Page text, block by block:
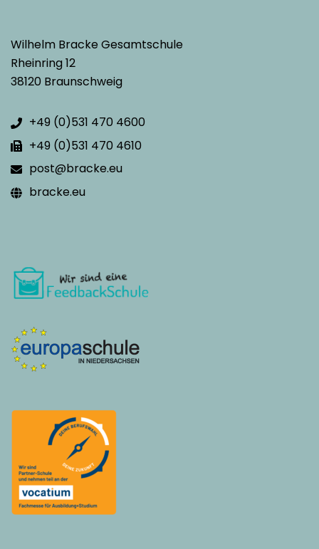
Wilhelm Bracke Gesamtschule
Rheinring 12
38120 Braunschweig
+49 (0)531 470 4600
+49 (0)531 470 4610
post@bracke.eu
bracke.eu